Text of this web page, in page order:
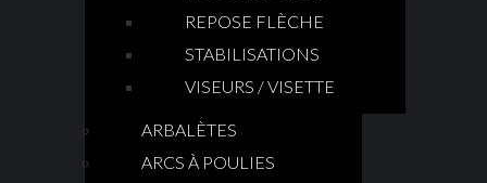
REPOSE FLÈCHE
STABILISATIONS
VISEURS / VISETTE
ARBALÈTES
ARCS À POULIES